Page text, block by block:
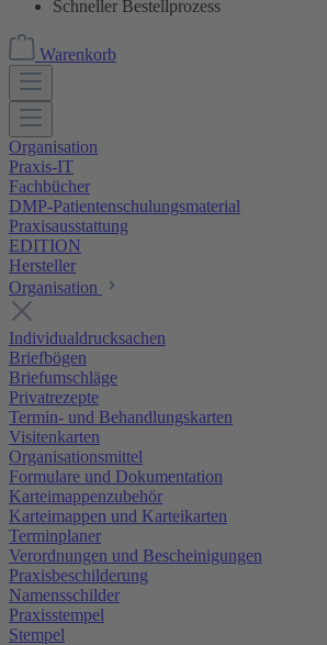
Schneller Bestellprozess
Warenkorb
Organisation
Praxis-IT
Fachbücher
DMP-Patientenschulungsmaterial
Praxisausstattung
EDITION
Hersteller
Organisation
Individualdrucksachen
Briefbögen
Briefumschläge
Privatrezepte
Termin- und Behandlungskarten
Visitenkarten
Organisationsmittel
Formulare und Dokumentation
Karteimappenzubehör
Karteimappen und Karteikarten
Terminplaner
Verordnungen und Bescheinigungen
Praxisbeschilderung
Namensschilder
Praxisstempel
Stempel